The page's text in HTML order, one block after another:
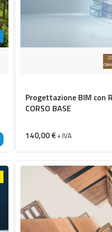
Progettazione BIM con
CORSO BASE
140,00€+ IVA